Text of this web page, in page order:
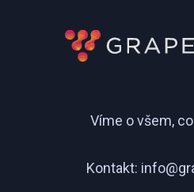
Víme o všem,
Kontakt: